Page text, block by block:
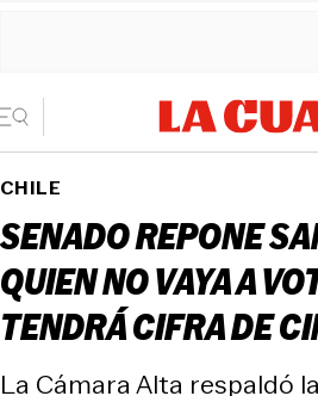
CHILE
SENADO REPONE
QUIEN NO VAYA A
TENDRÁ CIFRA DE
La Cámara Alta respaldó